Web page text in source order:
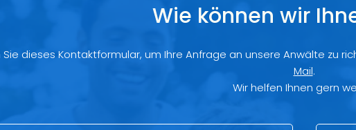
Wie können wir
dieses Kontaktformular, um Ihre Anfrage an unsere Anwälte zu
Mail.
Wir helfen Ihnen gern